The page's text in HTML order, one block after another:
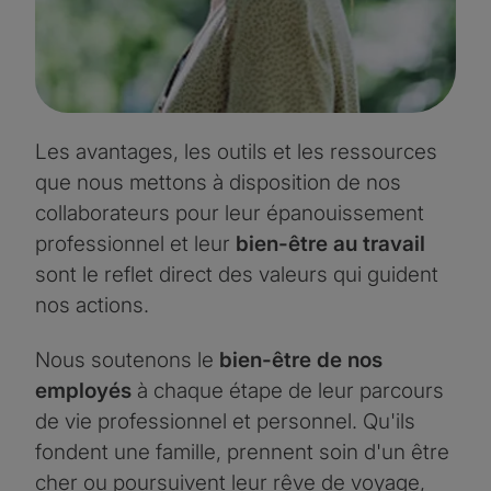
Les avantages, les outils et les ressources
que nous mettons à disposition de nos
collaborateurs pour leur épanouissement
professionnel et leur bien-être au travail
sont le reflet direct des valeurs qui guident
nos actions.
Nous soutenons le bien-être de nos
employés à chaque étape de leur parcours
de vie professionnel et personnel. Qu'ils
fondent une famille, prennent soin d'un être
cher ou poursuivent leur rêve de voyage,